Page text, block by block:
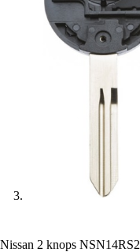
Nissan 2 knops NSN14RS2